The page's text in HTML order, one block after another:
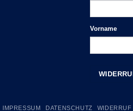
E-
Mail
Vorname
IMPRESSUM DATENSCHUTZ WIDERRUF